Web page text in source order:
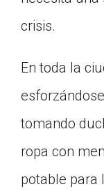
crisis.
En toda la
tomando
ropa con
potable para